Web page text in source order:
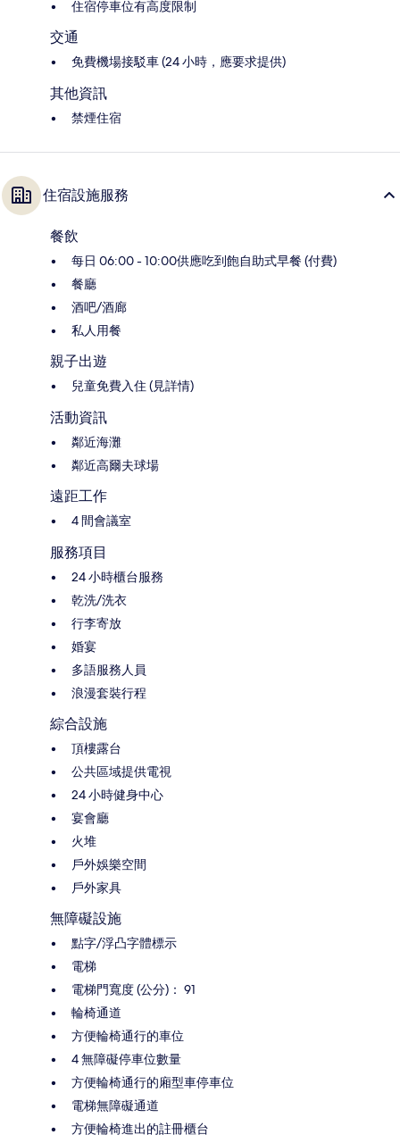
住宿停車位有高度限制
交通
免費機場接駁車 (24 小時，應要求提供)
其他資訊
禁煙住宿
住宿設施服務
餐飲
每日 06:00 - 10:00供應吃到飽自助式早餐 (付費)
餐廳
酒吧/酒廊
私人用餐
親子出遊
兒童免費入住 (見詳情)
活動資訊
鄰近海灘
鄰近高爾夫球場
遠距工作
4 間會議室
服務項目
24 小時櫃台服務
乾洗/洗衣
行李寄放
婚宴
多語服務人員
浪漫套裝行程
綜合設施
頂樓露台
公共區域提供電視
24 小時健身中心
宴會廳
火堆
戶外娛樂空間
戶外家具
無障礙設施
點字/浮凸字體標示
電梯
電梯門寬度 (公分)： 91
輪椅通道
方便輪椅通行的車位
4 無障礙停車位數量
方便輪椅通行的廂型車停車位
電梯無障礙通道
方便輪椅進出的註冊櫃台